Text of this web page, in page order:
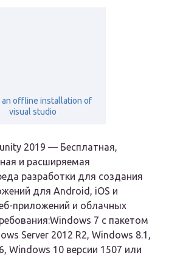
an offline installation of
visual studio
2019 — Бесплатная,
и расширяемая
разработки для создания
для Android, iOS и
приложений и облачных
Windows 7 с пакетом
Server 2012 R2, Windows 8.1,
Windows 10 версии 1507 или